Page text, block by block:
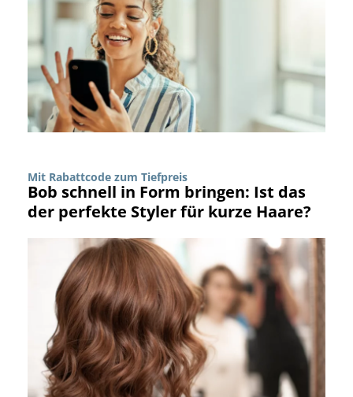
Mit Rabattcode zum Tiefpreis
Bob schnell in Form bringen: Ist das
der perfekte Styler für kurze Haare?